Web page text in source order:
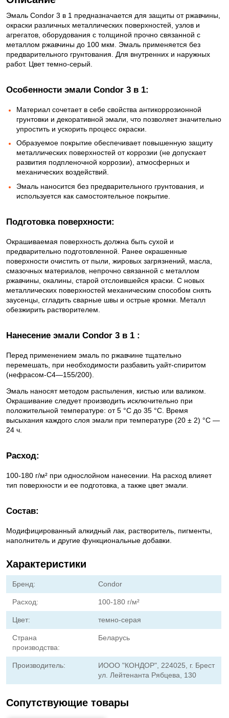
Эмаль Condor 3 в 1 предназначается для защиты от ржавчины,
окраски различных металлических поверхностей, узлов и
агрегатов, оборудования с толщиной прочно связанной с
металлом ржавчины до 100 мкм. Эмаль применяется без
предварительного грунтования. Для внутренних и наружных
работ. Цвет темно-серый.
Особенности эмали Condor 3 в 1:
Материал сочетает в себе свойства антикоррозионной
грунтовки и декоративной эмали, что позволяет значительно
упростить и ускорить процесс окраски.
Образуемое покрытие обеспечивает повышенную защиту
металлических поверхностей от коррозии (не допускает
развития подпленочной коррозии), атмосферных и
механических воздействий.
Эмаль наносится без предварительного грунтования, и
используется как самостоятельное покрытие.
Подготовка поверхности:
Окрашиваемая поверхность должна быть сухой и
предварительно подготовленной. Ранее окрашенные
поверхности очистить от пыли, жировых загрязнений, масла,
смазочных материалов, непрочно связанной с металлом
ржавчины, окалины, старой отслоившейся краски. С новых
металлических поверхностей механическим способом снять
заусенцы, сгладить сварные швы и острые кромки. Металл
обезжирить растворителем.
Нанесение эмали Condor 3 в 1 :
Перед применением эмаль по ржавчине тщательно
перемешать, при необходимости разбавить уайт-спиритом
(нефрасом-С4—155/200).
Эмаль наносят методом распыления, кистью или валиком.
Окрашивание следует производить исключительно при
положительной температуре: от 5 °С до 35 °С. Время
высыхания каждого слоя эмали при температуре (20 ± 2) °С —
24 ч.
Расход:
100-180 г/м² при однослойном нанесении. На расход влияет
тип поверхности и ее подготовка, а также цвет эмали.
Состав:
Модифицированный алкидный лак, растворитель, пигменты,
наполнитель и другие функциональные добавки.
Характеристики
Бренд: Condor
Расход: 100-180 г/м²
Цвет: темно-серая
Страна
производства:
Беларусь
Производитель:
ИООО "КОНДОР", 224025, г. Брест
ул. Лейтенанта Рябцева, 130
Сопутствующие товары